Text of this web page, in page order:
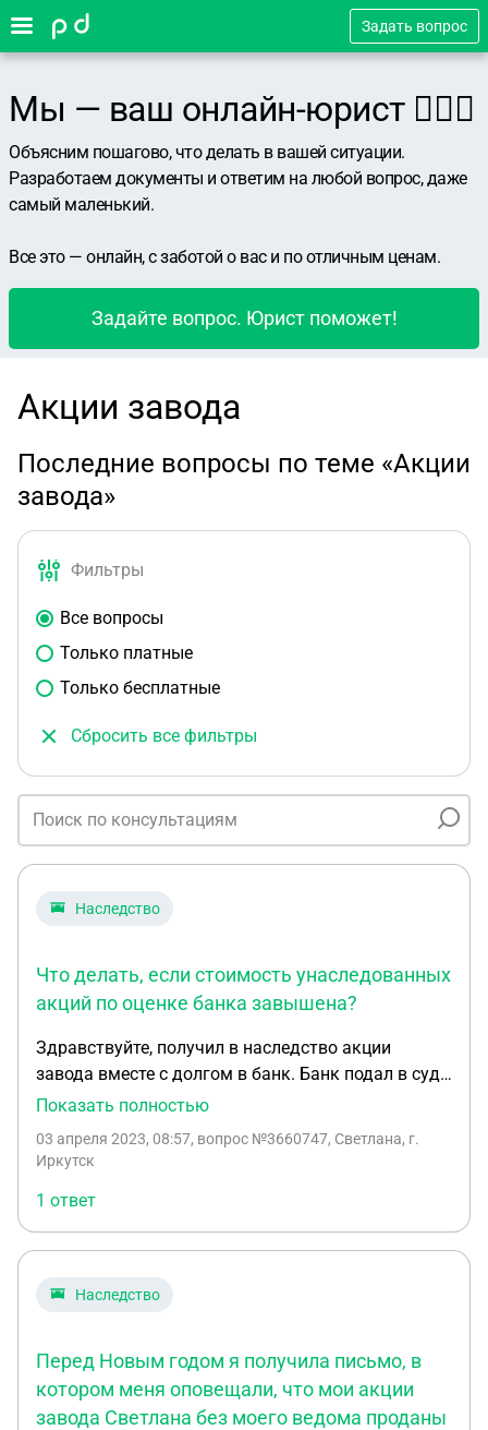
Задать вопрос
Мы — ваш онлайн-юрист 👨🏻‍⚖️
Объясним пошагово, что делать в вашей ситуации.
Разработаем документы и ответим на любой вопрос, даже
самый маленький.
Все это — онлайн, с заботой о вас и по отличным ценам.
Задайте вопрос. Юрист поможет!
Акции завода
Последние вопросы по теме «Акции
завода»
Фильтры
Все вопросы
Только платные
Только бесплатные
Сбросить все фильтры
Наследство
Что делать, если стоимость унаследованных
акций по оценке банка завышена?
Здравствуйте, получил в наследство акции
завода вместе с долгом в банк. Банк подал в суд ,
акции не продать,стоят копейки. При этом банк
по факту они столько не стоят. Что делать ?
Показать полностью
03 апреля 2023, 08:57, вопрос №3660747, Светлана, г.
Иркутск
1 ответ
Наследство
Перед Новым годом я получила письмо, в
котором меня оповещали, что мои акции
завода Светлана без моего ведома проданы